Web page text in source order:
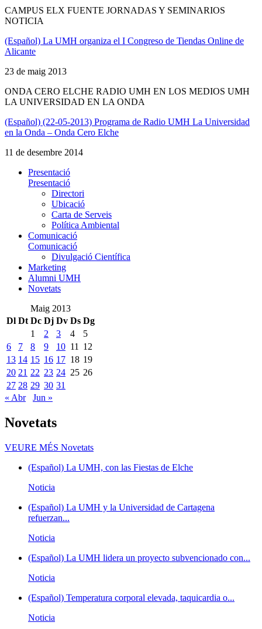
CAMPUS ELX FUENTE JORNADAS Y SEMINARIOS
NOTICIA
(Español) La UMH organiza el I Congreso de Tiendas Online de
Alicante
23 de maig 2013
ONDA CERO ELCHE RADIO UMH EN LOS MEDIOS UMH
LA UNIVERSIDAD EN LA ONDA
(Español) (22-05-2013) Programa de Radio UMH La Universidad
en la Onda – Onda Cero Elche
11 de desembre 2014
Presentació
Presentació
Directori
Ubicació
Carta de Serveis
Política Ambiental
Comunicació
Comunicació
Divulgació Científica
Marketing
Alumni UMH
Novetats
Maig 2013
Dl Dt Dc Dj Dv Ds Dg
1
2 3 4
5
6
7 8 9 10 11
12
13 14 15 16 17 18 19
20 21 22 23 24 25 26
27 28 29 30 31
« Abr
Jun »
Novetats
VEURE MÉS Novetats
(Español) La UMH, con las Fiestas de Elche
Noticia
(Español) La UMH y la Universidad de Cartagena
refuerzan...
Noticia
(Español) La UMH lidera un proyecto subvencionado con...
Noticia
(Español) Temperatura corporal elevada, taquicardia o...
Noticia